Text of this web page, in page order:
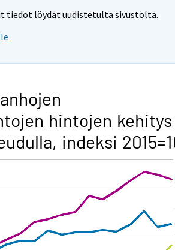
tiedot löydät uudistetulta sivustolta.
hintojen kehitys
indeksi